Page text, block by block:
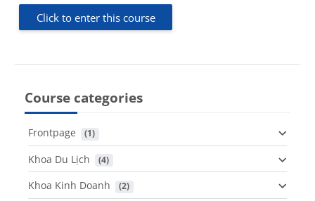
Click to enter this course
Course categories
Frontpage (1)
Khoa Du Lịch (4)
Khoa Kinh Doanh (2)